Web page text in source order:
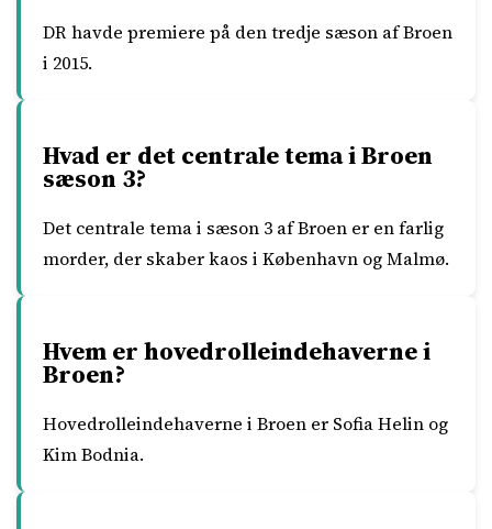
DR havde premiere på den tredje sæson af Broen
i 2015.
Hvad er det centrale tema i Broen
sæson 3?
Det centrale tema i sæson 3 af Broen er en farlig
morder, der skaber kaos i København og Malmø.
Hvem er hovedrolleindehaverne i
Broen?
Hovedrolleindehaverne i Broen er Sofia Helin og
Kim Bodnia.